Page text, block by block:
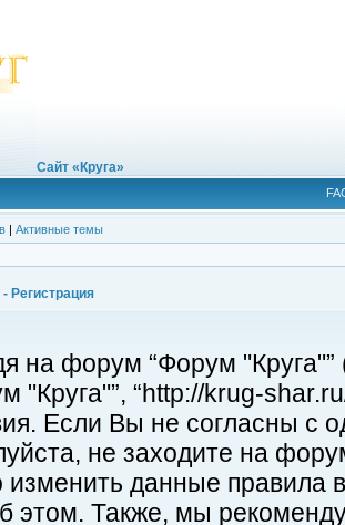
Сайт «Круга»
| Активные темы
Регистрация
на форум “Форум
"Круга"”, “http://krug-
Если Вы не согласны с
не заходите на
изменить данные правила
этом. Также, мы